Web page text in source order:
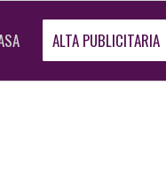
ALTA PUBLICITARIA